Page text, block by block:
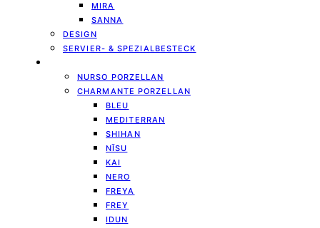
MIRA
SANNA
DESIGN
SERVIER- & SPEZIALBESTECK
NURSO PORZELLAN
CHARMANTE PORZELLAN
BLEU
MEDITERRAN
SHIHAN
NĪSU
KAI
NERO
FREYA
FREY
IDUN